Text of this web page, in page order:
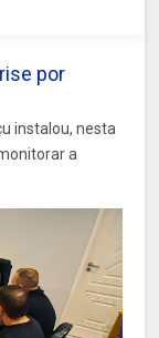
por
instalou, nesta
a